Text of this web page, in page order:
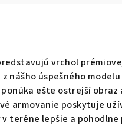
vrchol
nášho úspešného
ešte ostrejší obraz
armovanie poskytuje
teréne lepšie a pohodlne